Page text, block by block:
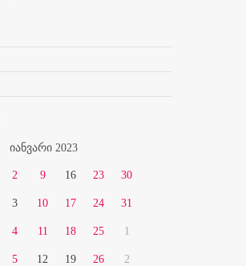
იანვარი 2023
2
3
4
5
9
10
11
12
16
17
18
19
23
24
25
26
30
31
1
2